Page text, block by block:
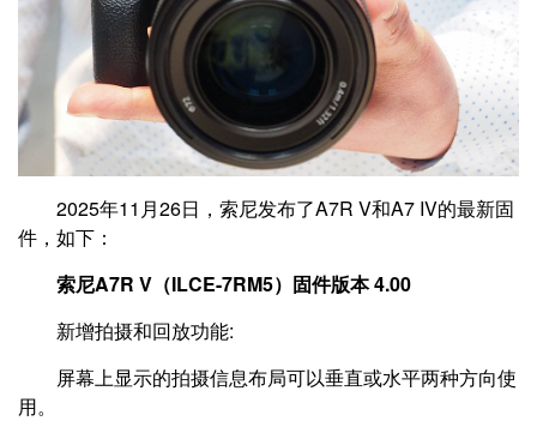
2025年11月26日，索尼发布了A7R V和A7 IV的最新固
件，如下：
索尼A7R V（ILCE-7RM5）固件版本 4.00
新增拍摄和回放功能:
屏幕上显示的拍摄信息布局可以垂直或水平两种方向使
用。